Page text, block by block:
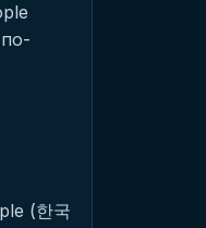
(한국